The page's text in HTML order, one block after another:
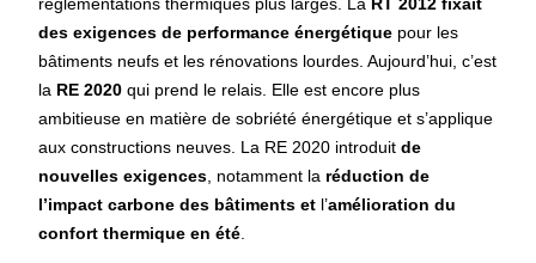
des exigences de performance énergétique pour les
bâtiments neufs et les rénovations lourdes. Aujourd’hui, c’est
la RE 2020 qui prend le relais. Elle est encore plus
ambitieuse en matière de sobriété énergétique et s’applique
aux constructions neuves. La RE 2020 introduitde
nouvelles exigences , notamment la réduction de
l’impact carbone des bâtiments et l’amélioration du
confort thermique en été